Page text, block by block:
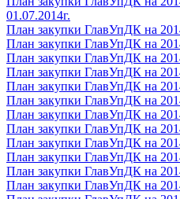
01.07.2014г.
План закупки ГлавУпДК на
План закупки ГлавУпДК на
План закупки ГлавУпДК на
План закупки ГлавУпДК на
План закупки ГлавУпДК на
План закупки ГлавУпДК на
План закупки ГлавУпДК на
План закупки ГлавУпДК на
План закупки ГлавУпДК на
План закупки ГлавУпДК на
План закупки ГлавУпДК на
План закупки ГлавУпДК на